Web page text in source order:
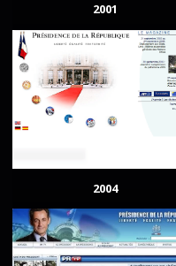
2001
2004